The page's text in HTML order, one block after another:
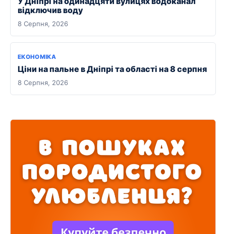
відключив воду
8 Серпня, 2026
ЕКОНОМІКА
Ціни на пальне в Дніпрі та області на 8 серпня
8 Серпня, 2026